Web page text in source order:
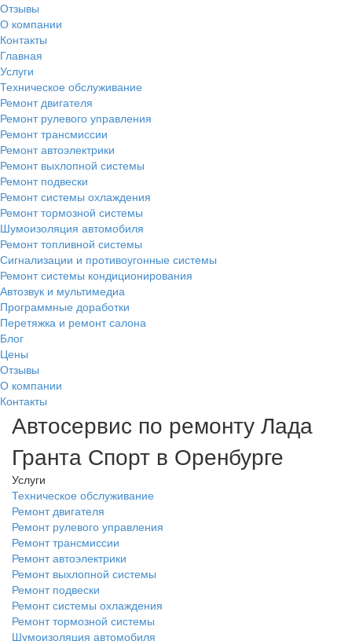
Отзывы
О компании
Контакты
Главная
Услуги
Техническое обслуживание
Ремонт двигателя
Ремонт рулевого управления
Ремонт трансмиссии
Ремонт автоэлектрики
Ремонт выхлопной системы
Ремонт подвески
Ремонт системы охлаждения
Ремонт тормозной системы
Шумоизоляция автомобиля
Ремонт топливной системы
Сигнализации и противоугонные системы
Ремонт системы кондиционирования
Автозвук и мультимедиа
Программные доработки
Перетяжка и ремонт салона
Блог
Цены
Отзывы
О компании
Контакты
Автосервис по ремонту Лада
Гранта Спорт в Оренбурге
Услуги
Техническое обслуживание
Ремонт двигателя
Ремонт рулевого управления
Ремонт трансмиссии
Ремонт автоэлектрики
Ремонт выхлопной системы
Ремонт подвески
Ремонт системы охлаждения
Ремонт тормозной системы
Шумоизоляция автомобиля